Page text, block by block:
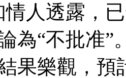
情人透露，
為“不批准”
果樂觀，預